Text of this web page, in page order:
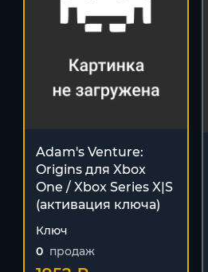
Adam's Venture:
Origins для Xbox
One / Xbox Series X|S
(активация ключа)
Ключ
0 продаж